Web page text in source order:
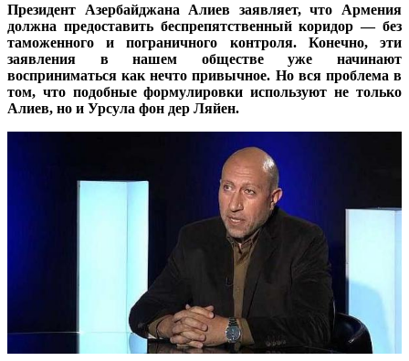
Президент Азербайджана Алиев заявляет, что Армения
должна предоставить беспрепятственный коридор — без
таможенного и пограничного контроля. Конечно, эти
заявления в нашем обществе уже начинают
восприниматься как нечто привычное. Но вся проблема в
том, что подобные формулировки используют не только
Алиев, но и Урсула фон дер Ляйен.